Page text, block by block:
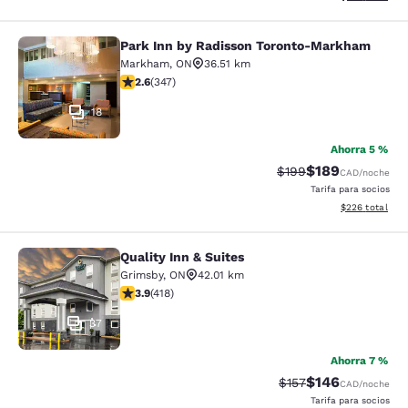
Park Inn by Radisson Toronto-
18
Park Inn by Radisson Toronto-Markham
Markham, ON
36.51 km
calificación de 2.56 estrellas. Feria. 347 reseñas
2.6(347)
Ahorra 5 %
Precio tachado:
$199Precio con
$189CAD/noche
Tarifa para socios
Ver detalles
$226 total
Quality Inn & Suites
37
Quality Inn & Suites
Grimsby, ON
42.01 km
calificación de 3.94 estrellas. Bueno. 418 reseñas
3.9(418)
Ahorra 7 %
Precio tachado:
$157Precio con
$146CAD/noche
Tarifa para socios